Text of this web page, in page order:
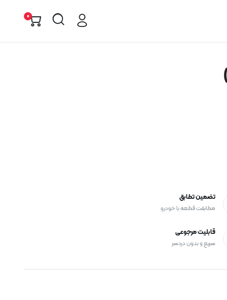
0
تضمین تطابق
مطابقت قطعه با خودرو
قابلیت مرجوعی
سریع و بدون دردسر